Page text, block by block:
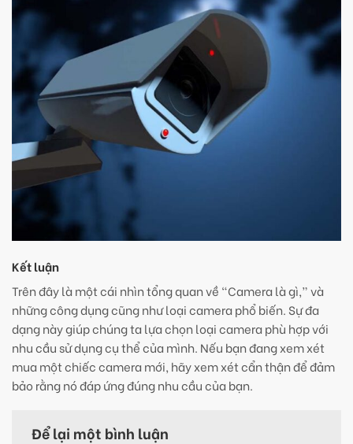
Kết luận
Trên đây là một cái nhìn tổng quan về “Camera là gì,” và
những công dụng cũng như loại camera phổ biến. Sự đa
dạng này giúp chúng ta lựa chọn loại camera phù hợp với
nhu cầu sử dụng cụ thể của mình. Nếu bạn đang xem xét
mua một chiếc camera mới, hãy xem xét cẩn thận để đảm
bảo rằng nó đáp ứng đúng nhu cầu của bạn.
Để lại một bình luận